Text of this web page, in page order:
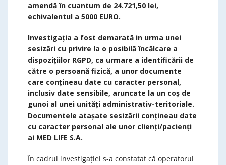
amendă în cuantum de 24.721,50 lei,
echivalentul a 5000 EURO.
Investigația a fost demarată in urma unei
sesizări cu privire la o posibilă încălcare a
dispoziţiilor RGPD, ca urmare a identificării de
către o persoană fizică, a unor documente
care conțineau date cu caracter personal,
inclusiv date sensibile, aruncate la un coș de
gunoi al unei unități administrativ-teritoriale.
Documentele atașate sesizării conțineau date
cu caracter personal ale unor clienți/pacienți
ai MED LIFE S.A.
În cadrul investigației s-a constatat că operatorul